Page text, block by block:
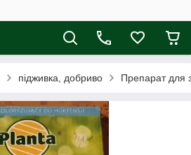
підживка, добриво Препарат для